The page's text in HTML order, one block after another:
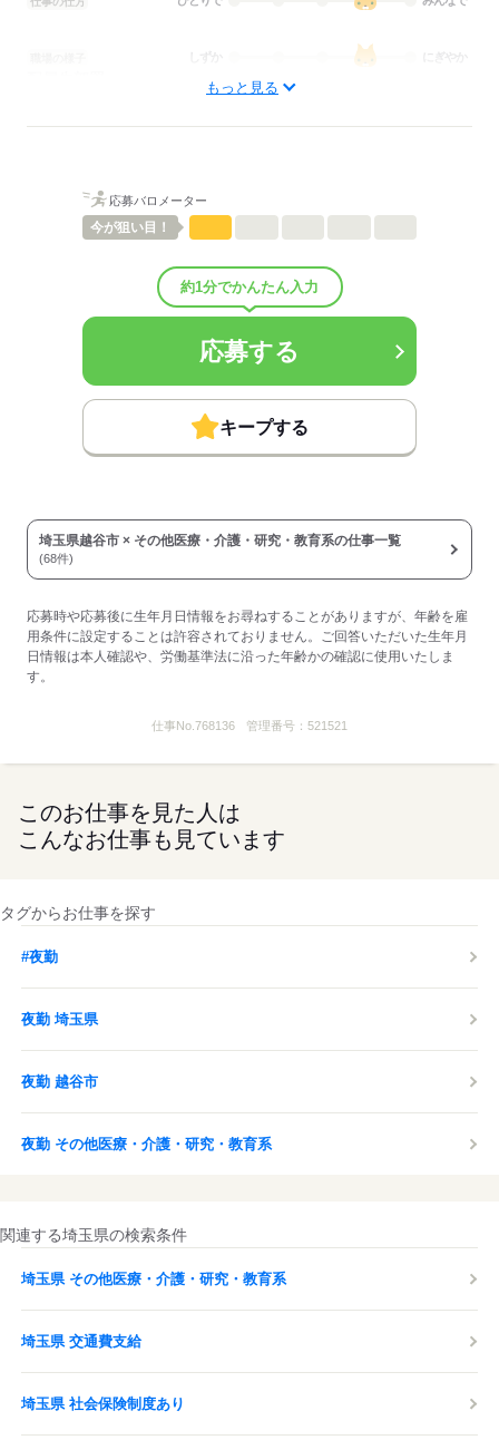
にぎやか
■試用期間の待遇変更有無：有
■試用期間中の労働条件：処遇改善手当は3か月後から支給■その他福
※加入保険は勤務日数に応じて変動（法定通り）
◆定期健康診断
◆予防接種補助金制度
◆食事補助
■その他手当：
年末年始手当：380円/時
※12/30 0時～1/3 24時
寸志あり：年2回（6月・12月）
■受動喫煙防止措置：
屋内禁煙
もっと見る
応募バロメーター
今が狙い目！
約1分でかんたん入力
応募する
キープする
埼玉県越谷市 × その他医療・介護・研究・教育系の仕事一覧
(68件)
応募時や応募後に生年月日情報をお尋ねすることがありますが、年齢を雇
用条件に設定することは許容されておりません。ご回答いただいた生年月
日情報は本人確認や、労働基準法に沿った年齢かの確認に使用いたしま
す。
仕事No.768136 管理番号： 521521
このお仕事を見た人は
こんなお仕事も見ています
タグからお仕事を探す
#夜勤
夜勤 埼玉県
夜勤 越谷市
夜勤 その他医療・介護・研究・教育系
関連する埼玉県の検索条件
埼玉県 その他医療・介護・研究・教育系
埼玉県 交通費支給
埼玉県 社会保険制度あり